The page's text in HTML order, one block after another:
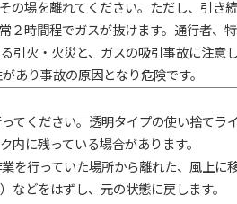
の場を離れてください。ただし、引き
２時間程でガスが抜けます。通行者、
引火・火災と、ガスの吸引事故に注意し
あり事故の原因となり危険です。
てください。透明タイプの使い捨てラ
に残っている場合があります。
を行っていた場所から離れた、風上に
などをはずし、元の状態に戻します。